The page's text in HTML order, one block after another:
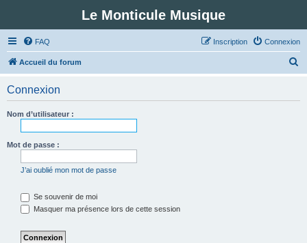
Le Monticule Musique
FAQ Connexion
Inscription
Accueil du forum
Connexion
Nom d’utilisateur :
Mot de passe :
J’ai oublié mon mot de passe
Se souvenir de moi
Masquer ma présence lors de cette session